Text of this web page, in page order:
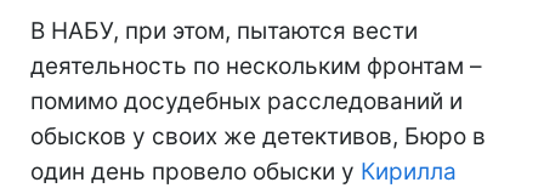
В НАБУ, при этом, пытаются вести
деятельность по нескольким фронтам –
помимо досудебных расследований и
обысков у своих же детективов, Бюро в
один день провело обыски у Кирилла